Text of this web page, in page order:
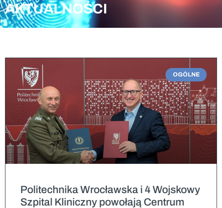
AKTUALNOŚCI
OGÓLNE
Politechnika Wrocławska i 4 Wojskowy
Szpital Kliniczny powołają Centrum